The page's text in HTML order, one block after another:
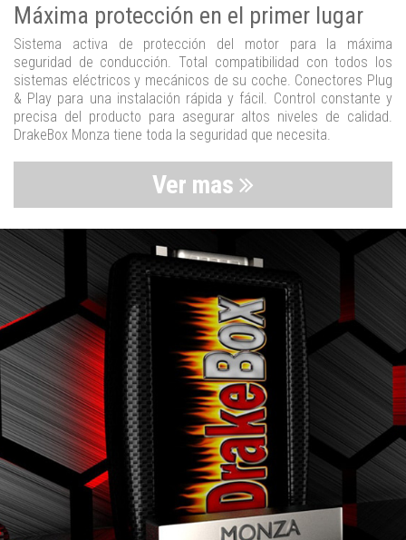
Máxima protección en el primer lugar
Sistema activa de protección del motor para la máxima
seguridad de conducción. Total compatibilidad con todos los
sistemas eléctricos y mecánicos de su coche. Conectores Plug
& Play para una instalación rápida y fácil. Control constante y
precisa del producto para asegurar altos niveles de calidad.
DrakeBox Monza tiene toda la seguridad que necesita.
Ver mas